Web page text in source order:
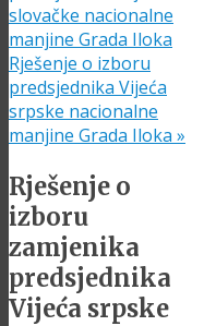
slovačke nacionalne
manjine Grada Iloka
Rješenje o izboru
predsjednika Vijeća
srpske nacionalne
manjine Grada Iloka »
Rješenje o
izboru
zamjenika
predsjednika
Vijeća srpske